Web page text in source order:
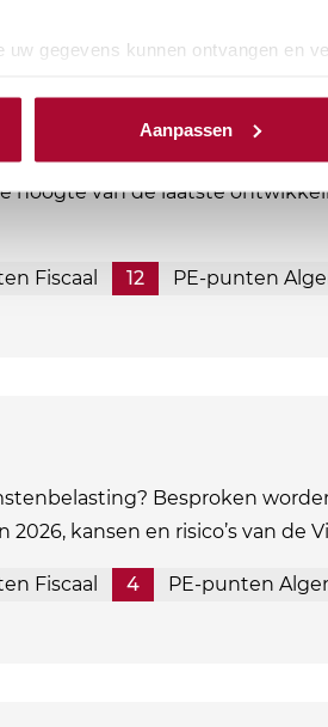
uw gegevens kunnen ontvangen en
Aanpassen
belang onderdeel zijn
hoogte van de laatste
Fiscaal 12 PE-punten
Besproken
kansen en risico’s van de
Fiscaal 4 PE-punten